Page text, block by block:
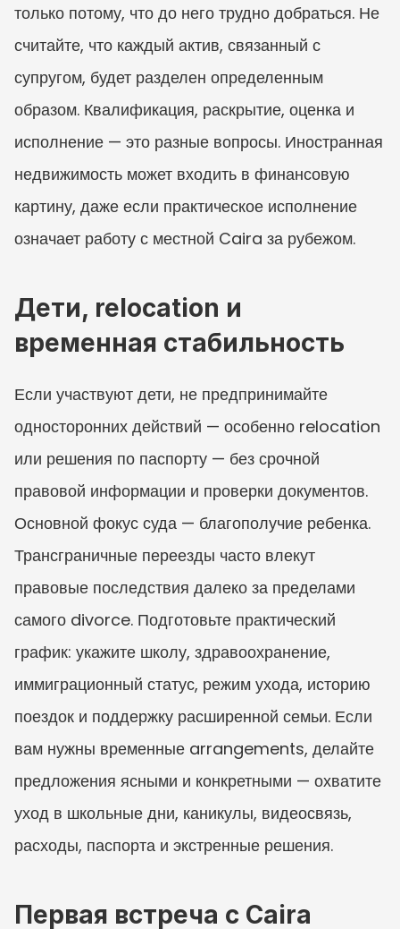
только потому, что до него трудно добраться. Не
считайте, что каждый актив, связанный с
супругом, будет разделен определенным
образом. Квалификация, раскрытие, оценка и
исполнение — это разные вопросы. Иностранная
недвижимость может входить в финансовую
картину, даже если практическое исполнение
означает работу с местной Caira за рубежом.
Дети, relocation и
временная стабильность
Если участвуют дети, не предпринимайте
односторонних действий — особенно relocation
или решения по паспорту — без срочной
правовой информации и проверки документов.
Основной фокус суда — благополучие ребенка.
Трансграничные переезды часто влекут
правовые последствия далеко за пределами
самого divorce. Подготовьте практический
график: укажите школу, здравоохранение,
иммиграционный статус, режим ухода, историю
поездок и поддержку расширенной семьи. Если
вам нужны временные arrangements, делайте
предложения ясными и конкретными — охватите
уход в школьные дни, каникулы, видеосвязь,
расходы, паспорта и экстренные решения.
Первая встреча с Caira